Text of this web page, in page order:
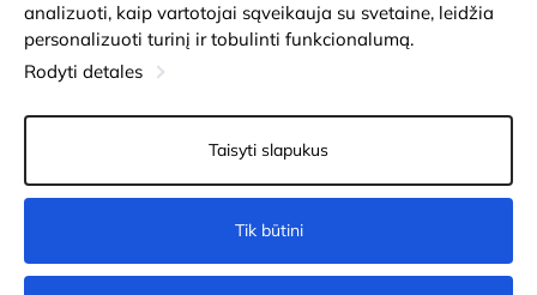
Parduotuvės
Pristatymas ir mokėjimas
Lojalumo kortelės
Sąlygos ir nuostatos
Prekių grąžinimas
Slapukų nustatymai
analizuoti, kaip vartotojai sąveikauja su svetaine, leidžia
personalizuoti turinį ir tobulinti funkcionalumą.
Rodyti detales
Taisyti slapukus
Tik būtini